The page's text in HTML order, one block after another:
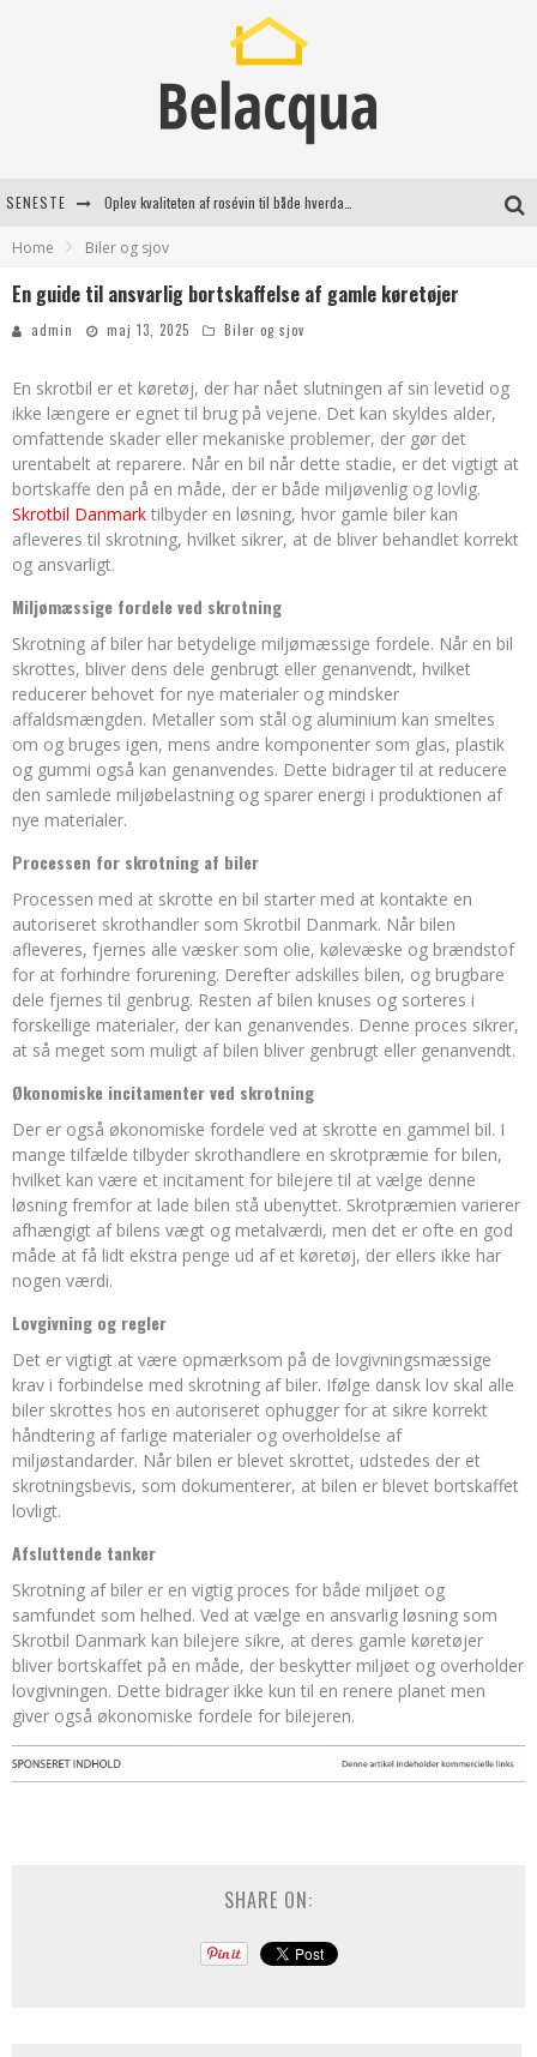
SENESTE
Find de bedste dame Vandresko til dit næste eventyr
Home Biler og sjov
En guide til ansvarlig bortskaffelse af gamle køretøjer
admin maj 13, 2025 Biler og sjov
En skrotbil er et køretøj, der har nået slutningen af sin levetid og
ikke længere er egnet til brug på vejene. Det kan skyldes alder,
omfattende skader eller mekaniske problemer, der gør det
urentabelt at reparere. Når en bil når dette stadie, er det vigtigt at
bortskaffe den på en måde, der er både miljøvenlig og lovlig.
Skrotbil Danmark tilbyder en løsning, hvor gamle biler kan
afleveres til skrotning, hvilket sikrer, at de bliver behandlet korrekt
og ansvarligt.
Miljømæssige fordele ved skrotning
Skrotning af biler har betydelige miljømæssige fordele. Når en bil
skrottes, bliver dens dele genbrugt eller genanvendt, hvilket
reducerer behovet for nye materialer og mindsker
affaldsmængden. Metaller som stål og aluminium kan smeltes
om og bruges igen, mens andre komponenter som glas, plastik
og gummi også kan genanvendes. Dette bidrager til at reducere
den samlede miljøbelastning og sparer energi i produktionen af
nye materialer.
Processen for skrotning af biler
Processen med at skrotte en bil starter med at kontakte en
autoriseret skrothandler som Skrotbil Danmark. Når bilen
afleveres, fjernes alle væsker som olie, kølevæske og brændstof
for at forhindre forurening. Derefter adskilles bilen, og brugbare
dele fjernes til genbrug. Resten af bilen knuses og sorteres i
forskellige materialer, der kan genanvendes. Denne proces sikrer,
at så meget som muligt af bilen bliver genbrugt eller genanvendt.
Økonomiske incitamenter ved skrotning
Der er også økonomiske fordele ved at skrotte en gammel bil. I
mange tilfælde tilbyder skrothandlere en skrotpræmie for bilen,
hvilket kan være et incitament for bilejere til at vælge denne
løsning fremfor at lade bilen stå ubenyttet. Skrotpræmien varierer
afhængigt af bilens vægt og metalværdi, men det er ofte en god
måde at få lidt ekstra penge ud af et køretøj, der ellers ikke har
nogen værdi.
Lovgivning og regler
Det er vigtigt at være opmærksom på de lovgivningsmæssige
krav i forbindelse med skrotning af biler. Ifølge dansk lov skal alle
biler skrottes hos en autoriseret ophugger for at sikre korrekt
håndtering af farlige materialer og overholdelse af
miljøstandarder. Når bilen er blevet skrottet, udstedes der et
skrotningsbevis, som dokumenterer, at bilen er blevet bortskaffet
lovligt.
Afsluttende tanker
Skrotning af biler er en vigtig proces for både miljøet og
samfundet som helhed. Ved at vælge en ansvarlig løsning som
Skrotbil Danmark kan bilejere sikre, at deres gamle køretøjer
bliver bortskaffet på en måde, der beskytter miljøet og overholder
lovgivningen. Dette bidrager ikke kun til en renere planet men
giver også økonomiske fordele for bilejeren.
SHARE ON: